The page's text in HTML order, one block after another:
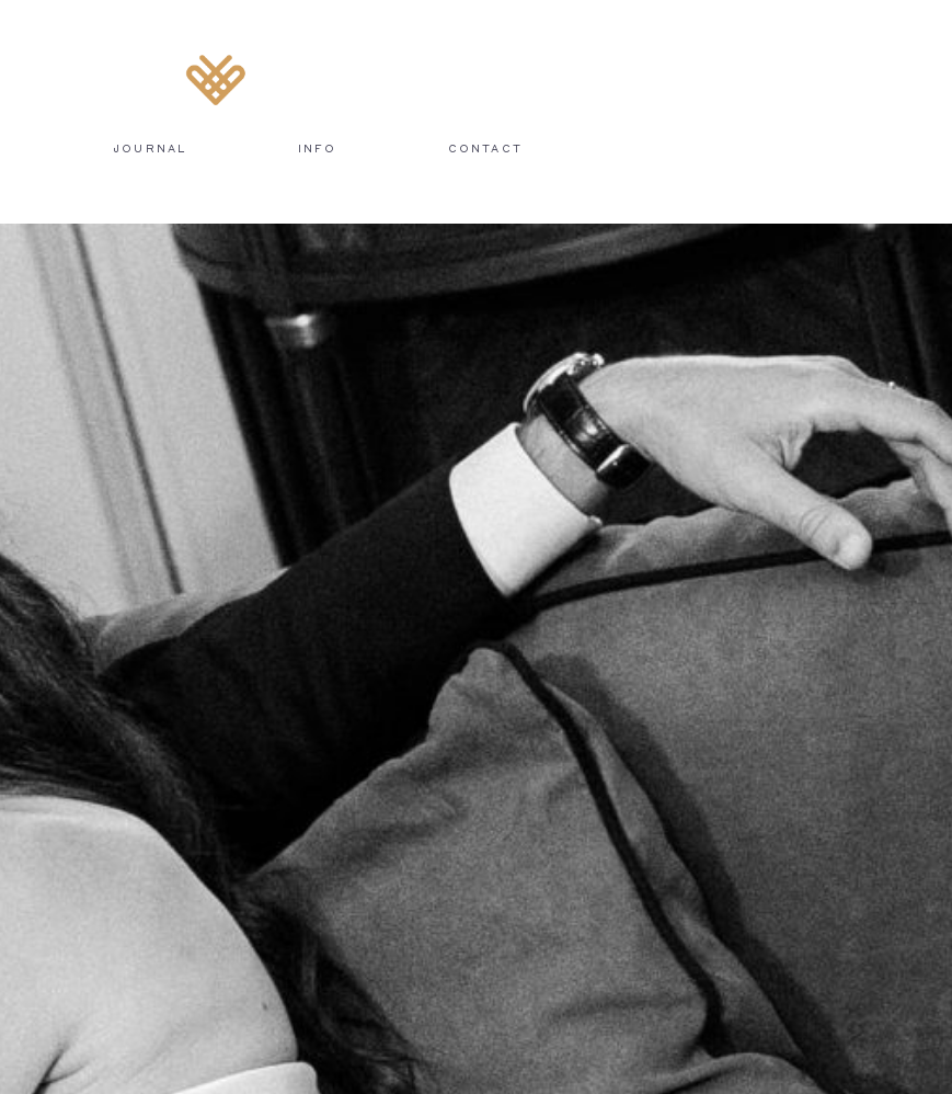
JOURNAL INFO CONTACT